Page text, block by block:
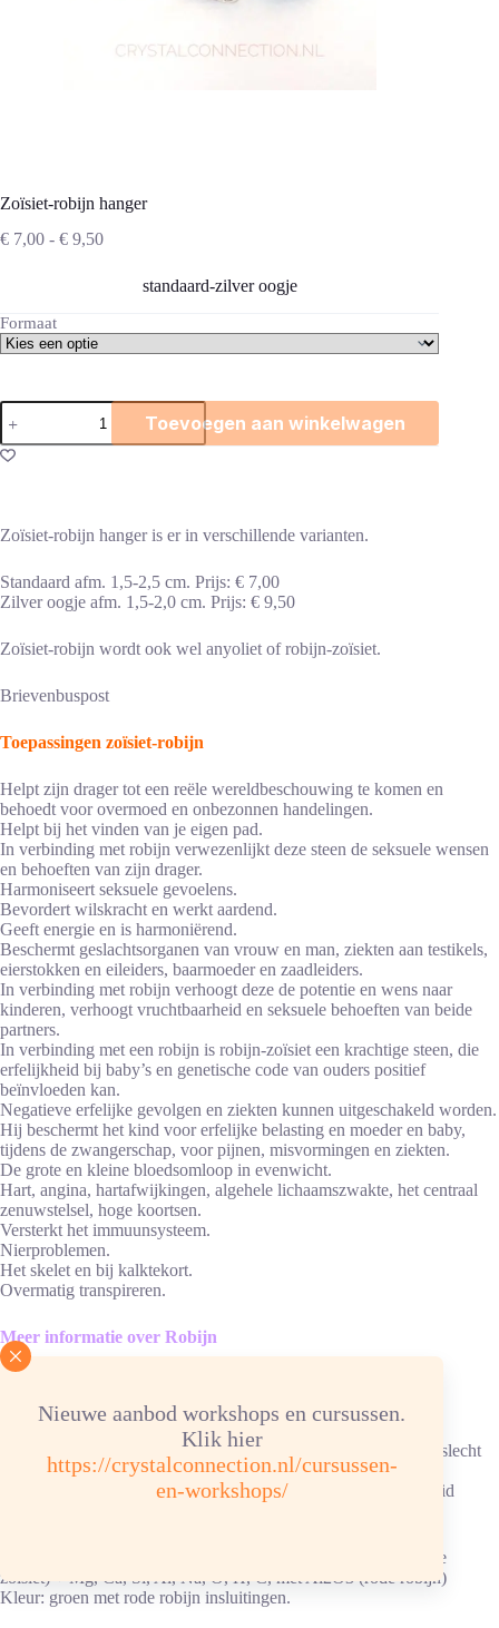
Nieuwe aanbod workshops en cursussen.
Klik hier
https://crystalconnection.nl/cursussen-
en-workshops/
Zoïsiet-robijn hanger
€ 7,00 - € 9,50Prijsklasse:
€ 9,50
standaard-zilver oogje
Formaat
Zoïsiet-
robijn
hanger
aantal
Toevoegen aan winkelwagen
Zoïsiet-robijn hanger is er in verschillende varianten.
Standaard afm. 1,5-2,5 cm. Prijs: € 7,00
Zilver oogje afm. 1,5-2,0 cm. Prijs: € 9,50
Zoïsiet-robijn wordt ook wel anyoliet of robijn-zoïsiet.
Brievenbuspost
Toepassingen zoïsiet-robijn
Helpt zijn drager tot een reële wereldbeschouwing te komen en
behoedt voor overmoed en onbezonnen handelingen.
Helpt bij het vinden van je eigen pad.
In verbinding met robijn verwezenlijkt deze steen de seksuele wensen
en behoeften van zijn drager.
Harmoniseert seksuele gevoelens.
Bevordert wilskracht en werkt aardend.
Geeft energie en is harmoniërend.
Beschermt geslachtsorganen van vrouw en man, ziekten aan testikels,
eierstokken en eileiders, baarmoeder en zaadleiders.
In verbinding met robijn verhoogt deze de potentie en wens naar
kinderen, verhoogt vruchtbaarheid en seksuele behoeften van beide
partners.
In verbinding met een robijn is robijn-zoïsiet een krachtige steen, die
erfelijkheid bij baby’s en genetische code van ouders positief
beïnvloeden kan.
Negatieve erfelijke gevolgen en ziekten kunnen uitgeschakeld worden.
Hij beschermt het kind voor erfelijke belasting en moeder en baby,
tijdens de zwangerschap, voor pijnen, misvormingen en ziekten.
De grote en kleine bloedsomloop in evenwicht.
Hart, angina, hartafwijkingen, algehele lichaamszwakte, het centraal
zenuwstelsel, hoge koortsen.
Versterkt het immuunsysteem.
Nierproblemen.
Het skelet en bij kalktekort.
Overmatig transpireren.
Meer informatie over Robijn
Reinigen/ontladen: 1x per week, onder stromend water.
Ketting/armband: in hematietverzorgingssteentjes, elastiek kan slecht
tegen water.
Opladen: aansluitend, 6 uur, in de zon/daglicht of in drie-eenheid
Chemische samenstelling: Ca2Al3[O/OH/SiO4/Si2O7] (groene
zoisiet) + Mg, Ca, Si, Al, Na, O, H, C, met Al2O3 (rode robijn)
Kleur: groen met rode robijn insluitingen.